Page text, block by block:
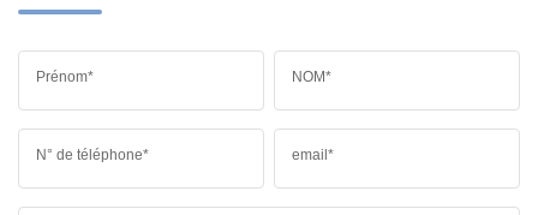
Prénom* NOM*
N° de téléphone* email*